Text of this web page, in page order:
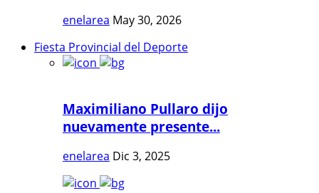
enelarea May 30, 2026
Fiesta Provincial del Deporte
Maximiliano Pullaro dijo
nuevamente presente...
enelarea Dic 3, 2025